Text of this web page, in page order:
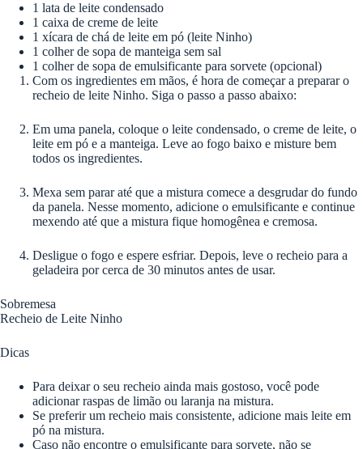
1 lata de leite condensado
1 caixa de creme de leite
1 xícara de chá de leite em pó (leite Ninho)
1 colher de sopa de manteiga sem sal
1 colher de sopa de emulsificante para sorvete (opcional)
Com os ingredientes em mãos, é hora de começar a preparar o
recheio de leite Ninho. Siga o passo a passo abaixo:
Em uma panela, coloque o leite condensado, o creme de leite, o
leite em pó e a manteiga. Leve ao fogo baixo e misture bem
todos os ingredientes.
Mexa sem parar até que a mistura comece a desgrudar do fundo
da panela. Nesse momento, adicione o emulsificante e continue
mexendo até que a mistura fique homogênea e cremosa.
Desligue o fogo e espere esfriar. Depois, leve o recheio para a
geladeira por cerca de 30 minutos antes de usar.
Sobremesa
Recheio de Leite Ninho
Dicas
Para deixar o seu recheio ainda mais gostoso, você pode
adicionar raspas de limão ou laranja na mistura.
Se preferir um recheio mais consistente, adicione mais leite em
pó na mistura.
Caso não encontre o emulsificante para sorvete, não se